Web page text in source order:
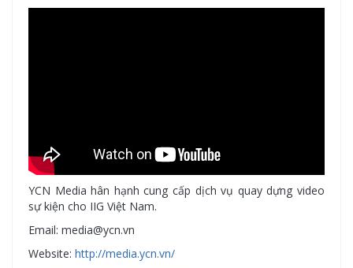
YCN Media hân hạnh cung cấp dịch vụ quay dựng video
sự kiện cho IIG Việt Nam.
Email: media@ycn.vn
Website: http://media.ycn.vn/